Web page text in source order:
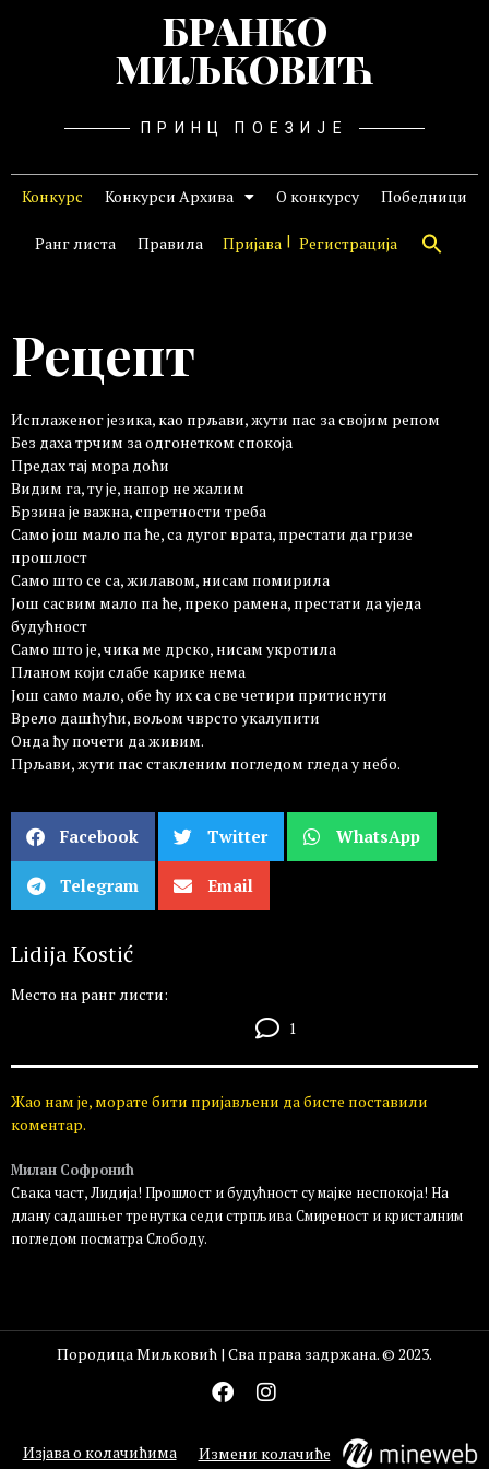
БРАНКО
МИЉКОВИЋ
ПРИНЦ ПОЕЗИЈЕ
Конкурс Конкурси Архива О конкурсу Победници
Ранг листа Правила Пријава Регистрација
Рецепт
Исплаженог језика, као прљави, жути пас за својим репом
Без даха трчим за одгонетком спокоја
Предах тај мора доћи
Видим га, ту је, напор не жалим
Брзина је важна, спретности треба
Само још мало па ће, са дугог врата, престати да гризе
прошлост
Само што се са, жилавом, нисам помирила
Још сасвим мало па ће, преко рамена, престати да уједа
будућност
Само што је, чика ме дрско, нисам укротила
Планом који слабе карике нема
Још само мало, обе ћу их са све четири притиснути
Врело дашћући, вољом чврсто укалупити
Онда ћу почети да живим.
Прљави, жути пас стакленим погледом гледа у небо.
Facebook Twitter WhatsApp
Telegram Email
Lidija Kostić
Место на ранг листи:
1
Жао нам је, морате бити пријављени да бисте поставили
коментар.
Милан Софронић
Свака част, Лидија! Прошлост и будућност су мајке неспокоја! На
длану садашњег тренутка седи стрпљива Смиреност и кристалним
погледом посматра Слободу.
Породица Миљковић | Сва права задржана. © 2023.
Изјава о колачићима Измени колачиће